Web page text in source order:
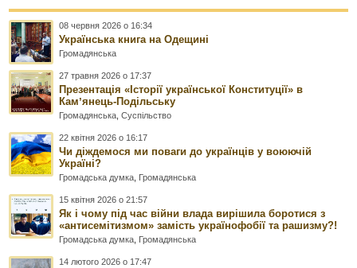
08 червня 2026 о 16:34
Українська книга на Одещині
Громадянська
27 травня 2026 о 17:37
Презентація «Історії української Конституції» в
Камʼянець-Подільську
Громадянська ,Суспільство
22 квітня 2026 о 16:17
Чи діждемося ми поваги до українців у воюючій
Україні?
Громадська думка Громадянська
15 квітня 2026 о 21:57
Як і чому під час війни влада вирішила боротися з
«антисемітизмом» замість українофобії та рашизму?!
Громадська думка Громадянська
14 лютого 2026 о 17:47